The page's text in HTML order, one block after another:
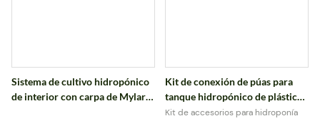
Sistema de cultivo hidropónico
de interior con carpa de Mylar -
Kit de conexión de púas para
tanque hidropónico de plástico
con reflujo y flujo - LK AGRI
Kit de accesorios para hidroponía